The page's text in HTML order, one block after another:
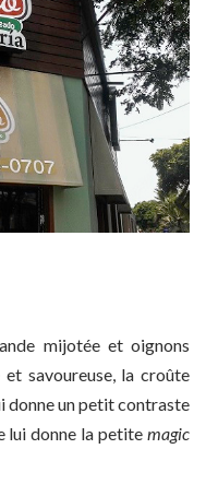
mijotée et oignons
savoureuse, la croûte
donne un petit contraste
lui donne la petite magic